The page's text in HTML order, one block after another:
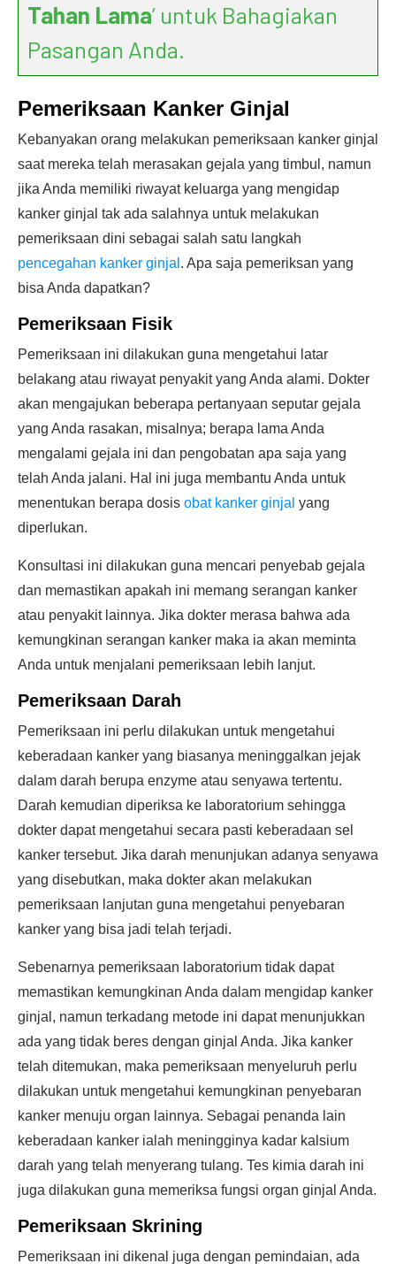
Tahan Lama’ untuk Bahagiakan
Pasangan Anda.
Pemeriksaan Kanker Ginjal
Kebanyakan orang melakukan pemeriksaan kanker ginjal
saat mereka telah merasakan gejala yang timbul, namun
jika Anda memiliki riwayat keluarga yang mengidap
kanker ginjal tak ada salahnya untuk melakukan
pemeriksaan dini sebagai salah satu langkah
pencegahan kanker ginjal . Apa saja pemeriksan yang
bisa Anda dapatkan?
Pemeriksaan Fisik
Pemeriksaan ini dilakukan guna mengetahui latar
belakang atau riwayat penyakit yang Anda alami. Dokter
akan mengajukan beberapa pertanyaan seputar gejala
yang Anda rasakan, misalnya; berapa lama Anda
mengalami gejala ini dan pengobatan apa saja yang
telah Anda jalani. Hal ini juga membantu Anda untuk
menentukan berapa dosis obat kanker ginjal yang
diperlukan.
Konsultasi ini dilakukan guna mencari penyebab gejala
dan memastikan apakah ini memang serangan kanker
atau penyakit lainnya. Jika dokter merasa bahwa ada
kemungkinan serangan kanker maka ia akan meminta
Anda untuk menjalani pemeriksaan lebih lanjut.
Pemeriksaan Darah
Pemeriksaan ini perlu dilakukan untuk mengetahui
keberadaan kanker yang biasanya meninggalkan jejak
dalam darah berupa enzyme atau senyawa tertentu.
Darah kemudian diperiksa ke laboratorium sehingga
dokter dapat mengetahui secara pasti keberadaan sel
kanker tersebut. Jika darah menunjukan adanya senyawa
yang disebutkan, maka dokter akan melakukan
pemeriksaan lanjutan guna mengetahui penyebaran
kanker yang bisa jadi telah terjadi.
Sebenarnya pemeriksaan laboratorium tidak dapat
memastikan kemungkinan Anda dalam mengidap kanker
ginjal, namun terkadang metode ini dapat menunjukkan
ada yang tidak beres dengan ginjal Anda. Jika kanker
telah ditemukan, maka pemeriksaan menyeluruh perlu
dilakukan untuk mengetahui kemungkinan penyebaran
kanker menuju organ lainnya. Sebagai penanda lain
keberadaan kanker ialah meningginya kadar kalsium
darah yang telah menyerang tulang. Tes kimia darah ini
juga dilakukan guna memeriksa fungsi organ ginjal Anda.
Pemeriksaan Skrining
Pemeriksaan ini dikenal juga dengan pemindaian, ada